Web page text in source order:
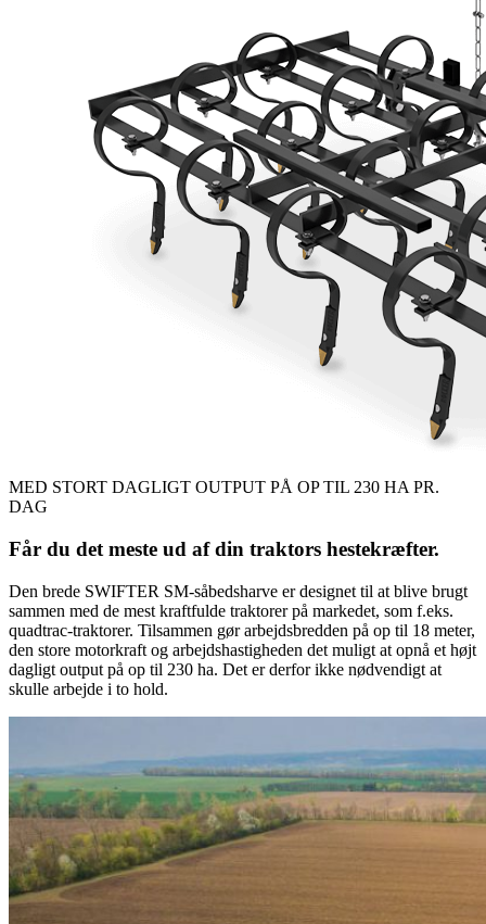
MED STORT DAGLIGT OUTPUT PÅ OP TIL 230 HA PR.
DAG
Får du det meste ud af din traktors hestekræfter.
Den brede SWIFTER SM-såbedsharve er designet til at blive brugt
sammen med de mest kraftfulde traktorer på markedet, som f.eks.
quadtrac-traktorer. Tilsammen gør arbejdsbredden på op til 18 meter,
den store motorkraft og arbejdshastigheden det muligt at opnå et højt
dagligt output på op til 230 ha. Det er derfor ikke nødvendigt at
skulle arbejde i to hold.